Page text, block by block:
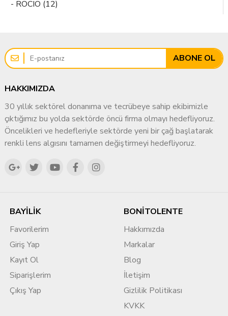
- ROCIO (12)
ABONE OL
HAKKIMIZDA
30 yıllık sektörel donanıma ve tecrübeye sahip ekibimizle
çıktığımız bu yolda sektörde öncü firma olmayı hedefliyoruz.
Öncelikleri ve hedefleriyle sektörde yeni bir çağ başlatarak
renkli lens algısını tamamen değiştirmeyi hedefliyoruz.
BAYİLİK
Favorilerim
Giriş Yap
Kayıt Ol
Siparişlerim
Çıkış Yap
BONİTOLENTE
Hakkımızda
Markalar
Blog
İletişim
Gizlilik Politikası
KVKK